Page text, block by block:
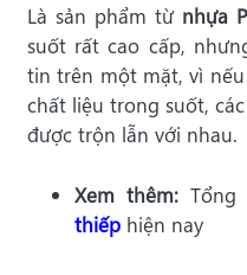
Là sản phẩm từ nhựa
suốt rất cao cấp,
tin trên một mặt, vì
chất liệu trong suốt,
được trộn lẫn với nhau.
Xem thêm:Tổng
thiếp hiện nay